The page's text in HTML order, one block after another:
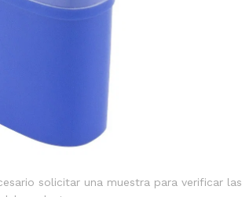
solicitar una muestra para verificar las